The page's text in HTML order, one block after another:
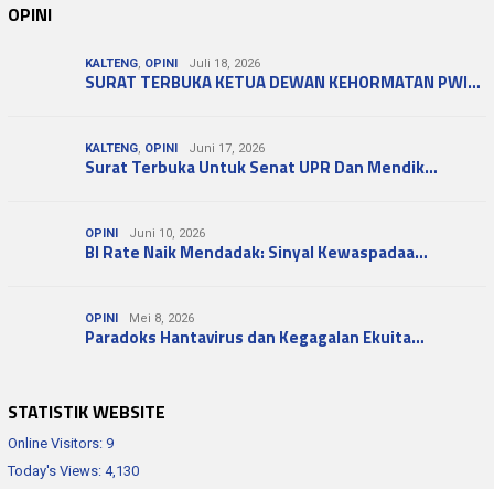
OPINI
KALTENG, OPINI Juli 18, 2026
SURAT TERBUKA KETUA DEWAN KEHORMATAN PWI…
KALTENG, OPINI Juni 17, 2026
Surat Terbuka Untuk Senat UPR Dan Mendik…
OPINI Juni 10, 2026
BI Rate Naik Mendadak: Sinyal Kewaspadaa…
OPINI Mei 8, 2026
Paradoks Hantavirus dan Kegagalan Ekuita…
STATISTIK WEBSITE
Online Visitors: 9
Today's Views: 4,130